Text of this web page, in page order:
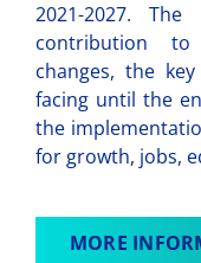
2021-2027.
contribution to
changes, the
facing until the
the
for growth, jobs,
MORE